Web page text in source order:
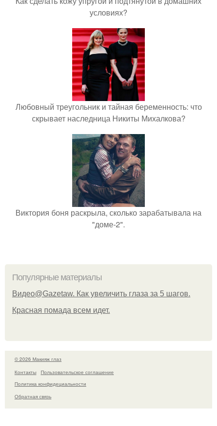
условиях?
Любовный треугольник и тайная беременность: что
скрывает наследница Никиты Михалкова?
Виктория боня раскрыла, сколько зарабатывала на
"доме-2".
Популярные материалы
Видео@Gazetaw. Как увеличить глаза за 5 шагов.
Красная помада всем идет.
© 2026 Макияж глаз
Контакты
Пользовательское соглашение
Политика конфидециальности
Обратная связь